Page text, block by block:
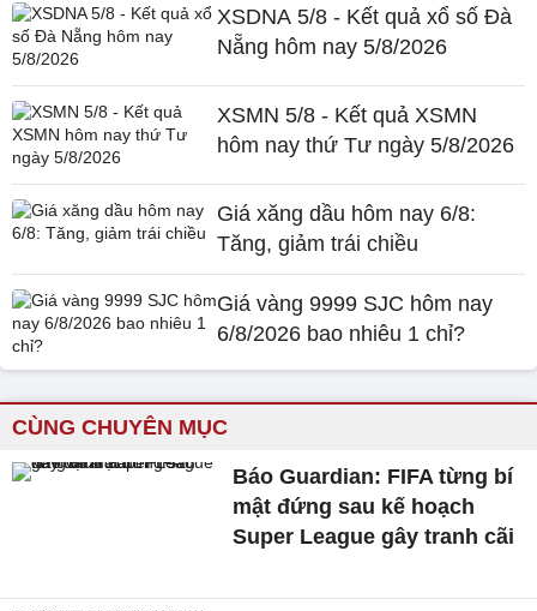
XSDNA 5/8 - Kết quả xổ số Đà
Nẵng hôm nay 5/8/2026
XSMN 5/8 - Kết quả XSMN
hôm nay thứ Tư ngày 5/8/2026
Giá xăng dầu hôm nay 6/8:
Tăng, giảm trái chiều
Giá vàng 9999 SJC hôm nay
6/8/2026 bao nhiêu 1 chỉ?
CÙNG CHUYÊN MỤC
Báo Guardian: FIFA từng bí
mật đứng sau kế hoạch
Super League gây tranh cãi